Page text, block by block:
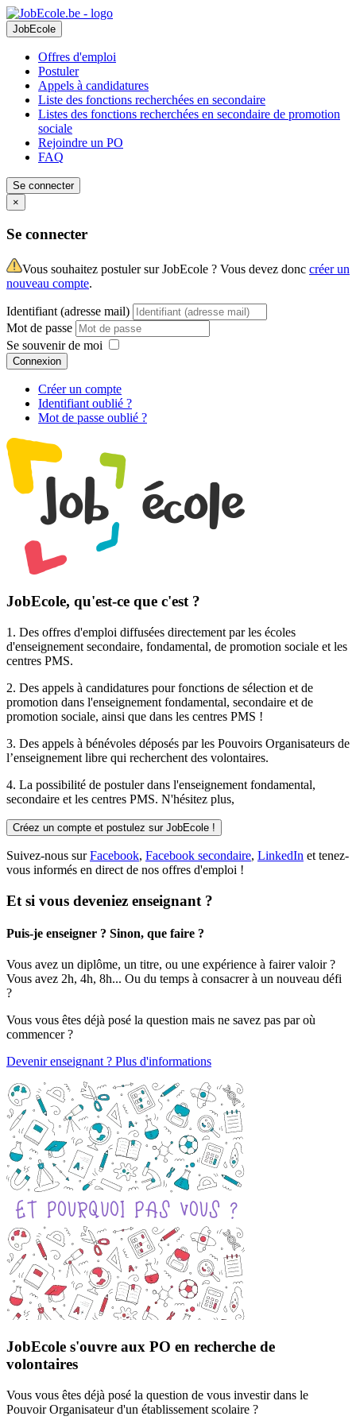
JobEcole
Offres d'emploi
Postuler
Appels à candidatures
Liste des fonctions recherchées en secondaire
Listes des fonctions recherchées en secondaire de promotion
sociale
Rejoindre un PO
FAQ
Se connecter
×
Se connecter
Vous souhaitez postuler sur JobEcole ? Vous devez donc créer un
nouveau compte.
Identifiant (adresse mail)
Mot de passe
Se souvenir de moi
Connexion
Créer un compte
Identifiant oublié ?
Mot de passe oublié ?
JobEcole, qu'est-ce que c'est ?
1. Des offres d'emploi diffusées directement par les écoles
d'enseignement secondaire, fondamental, de promotion sociale et les
centres PMS.
2. Des appels à candidatures pour fonctions de sélection et de
promotion dans l'enseignement fondamental, secondaire et de
promotion sociale, ainsi que dans les centres PMS !
3. Des appels à bénévoles déposés par les Pouvoirs Organisateurs de
l’enseignement libre qui recherchent des volontaires.
4. La possibilité de postulerdans l'enseignement fondamental,
secondaire et les centres PMS. N'hésitez plus,
Créez un compte et postulez sur JobEcole !
Suivez-nous surFacebook, Facebook secondaire, LinkedIn et tenez-
vous informés en direct de nos offres d'emploi !
Et si vous deveniez enseignant ?
Puis-je enseigner ? Sinon, que faire ?
Vous avez un diplôme, un titre, ou une expérience à fairer valoir ?
Vous avez 2h, 4h, 8h... Ou du temps à consacrer à un nouveau défi
?
Vous vous êtes déjà posé la question mais ne savez pas par où
commencer ?
Devenir enseignant ? Plus d'informations
JobEcole s'ouvre aux PO en recherche de
volontaires
Vous vous êtes déjà posé la question de vous investir dans le
Pouvoir Organisateur d'un établissement scolaire ?